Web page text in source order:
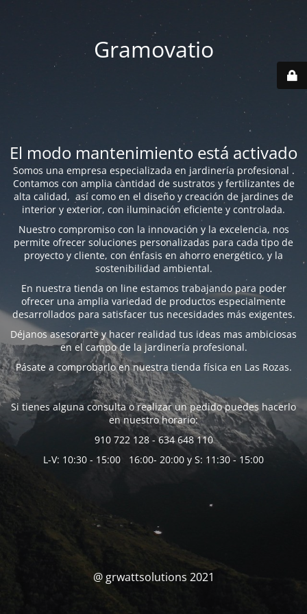
Gramovatio
El modo mantenimiento está activado
Somos una empresa especializada en jardinería profesional .
Contamos con amplia cantidad de sustratos y fertilizantes de
alta calidad, así como en el diseño y creación de jardines de
interior y exterior, con iluminación eficiente y controlada.
Nuestro compromiso con la innovación y la excelencia, nos
permite ofrecer soluciones personalizadas para cada tipo de
proyecto y cliente, con énfasis en ahorro energético, y la
sostenibilidad ambiental.
En nuestra tienda on line estamos trabajando para poder
ofrecer una amplia variedad de productos especialmente
desarrollados para satisfacer tus necesidades más exigentes.
Déjanos asesorarte y hacer realidad tus ideas mas ambiciosas
en el campo de la jardinería profesional.
Pásate a comprobarlo en nuestra tienda física en Las Rozas.
Si tienes alguna consulta o realizar un pedido puedes hacerlo
en nuestro horario:
910 722 128 - 634 648 110
L-V: 10:30 - 15:00 16:00- 20:00 y S: 11:30 - 15:00
@ grwattsolutions 2021